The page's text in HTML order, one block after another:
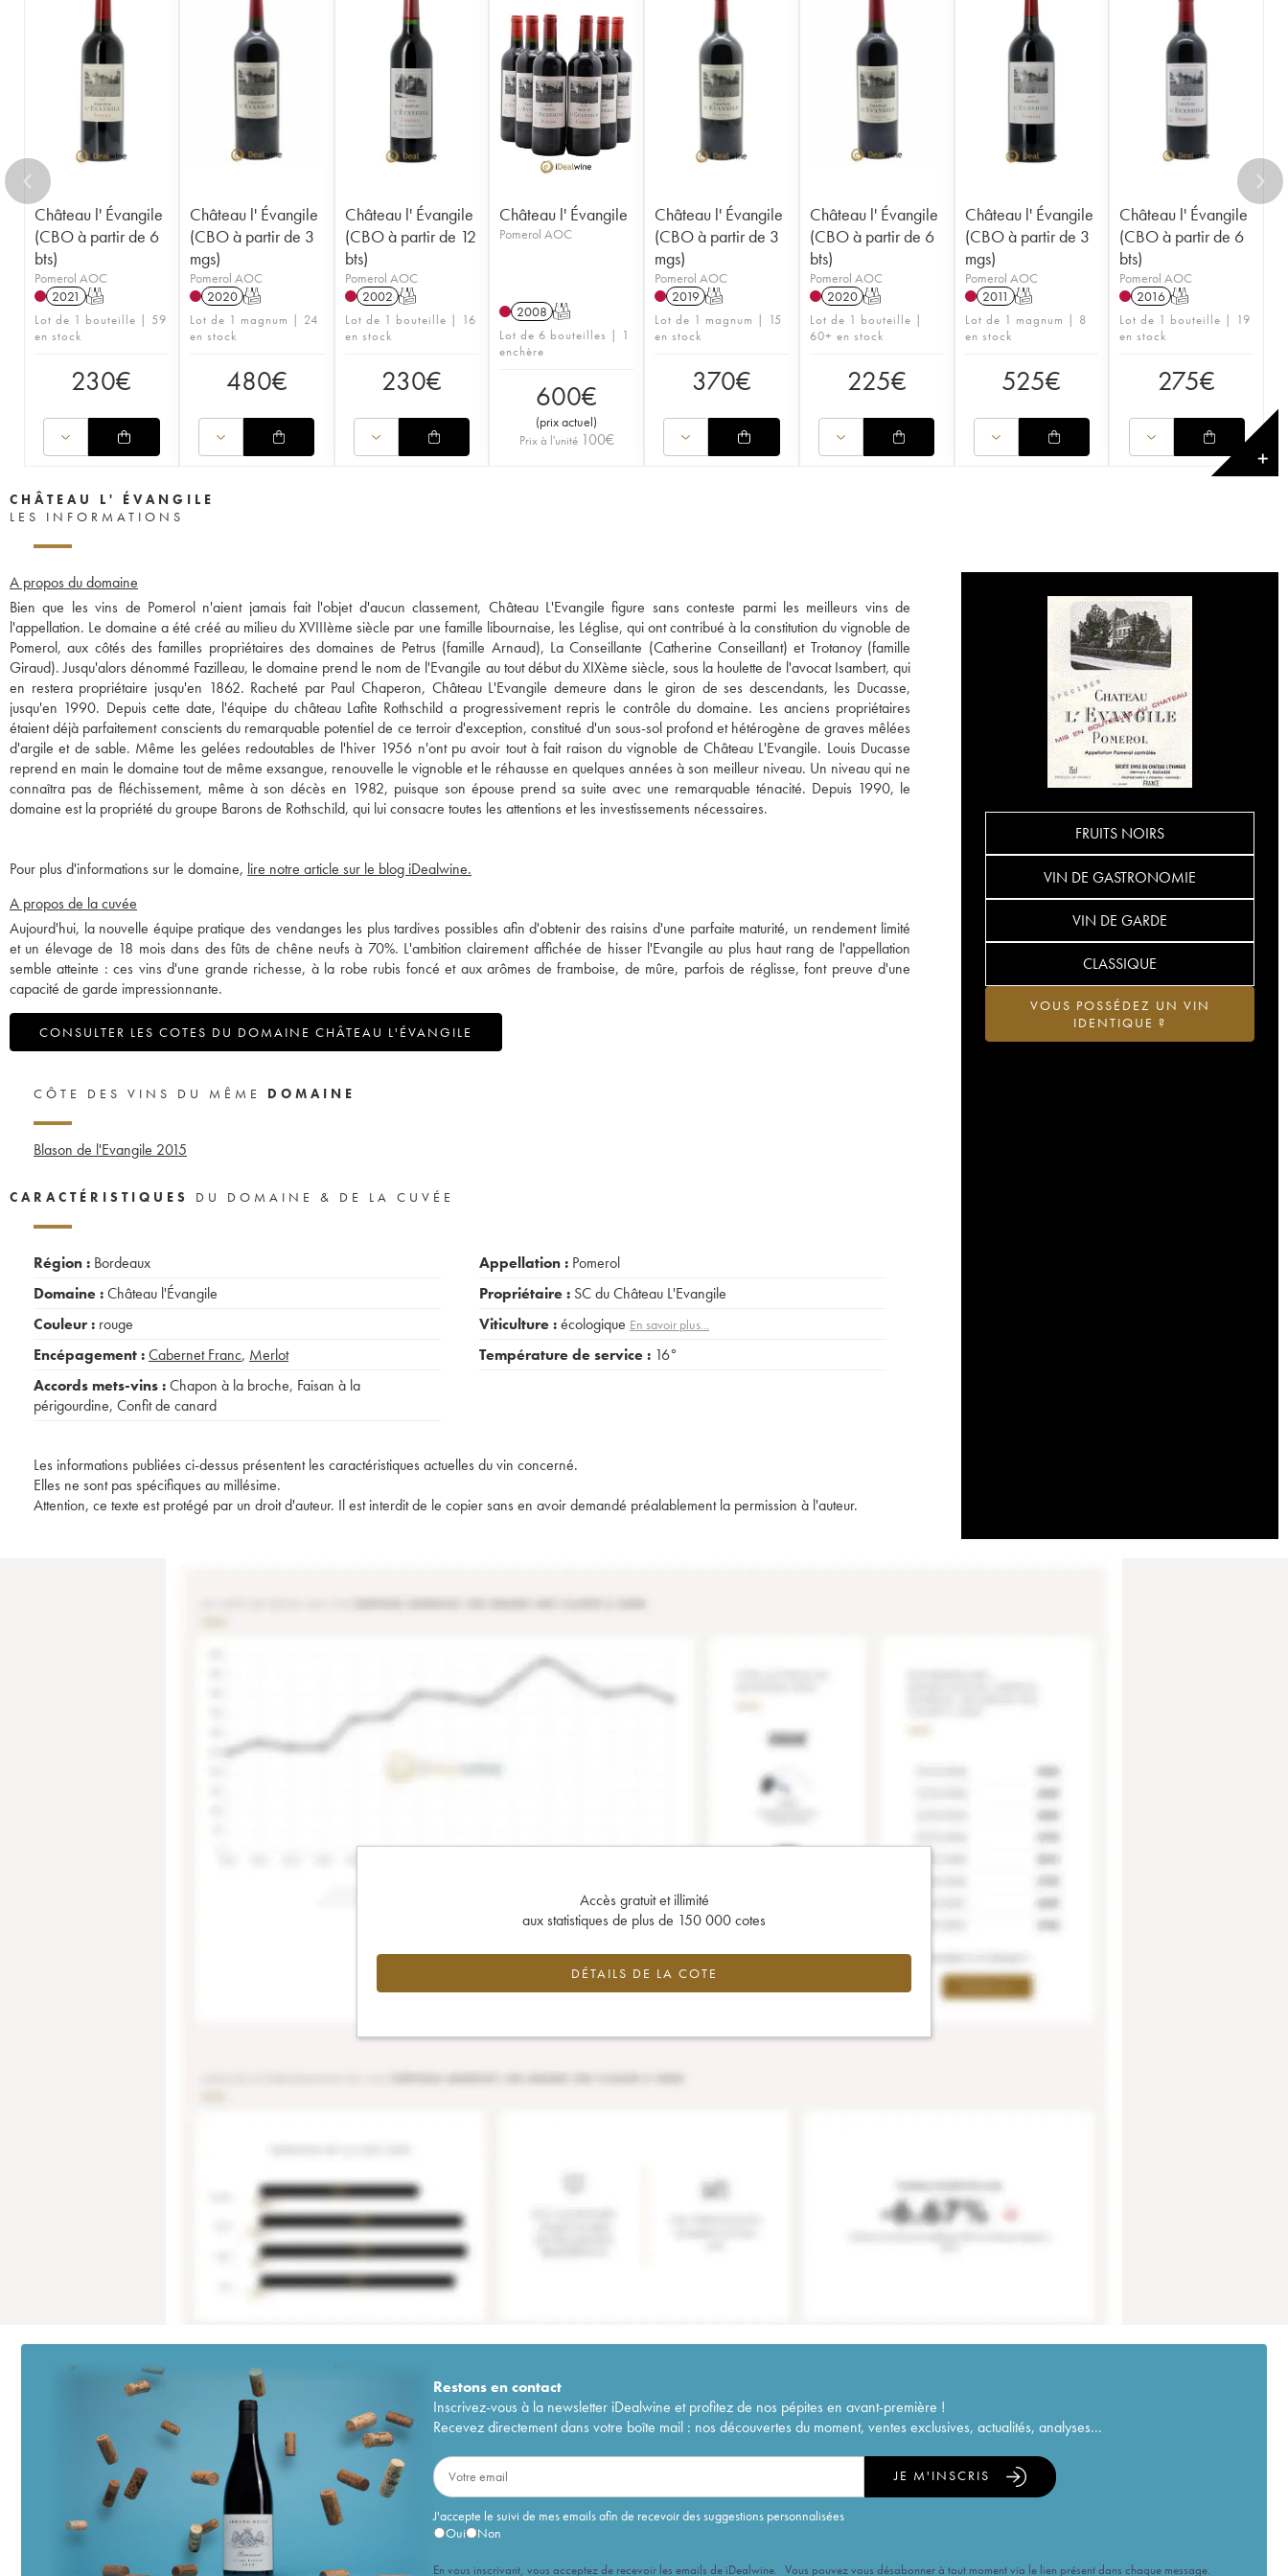
1952
1947
1945
1943 1928
1927
1925
Château l' Évangile
(CBO à partir de 6
bts)
Pomerol AOC
2021 T
Lot de 1 bouteille | 59
en stock
230€
Château l' Évangile
(CBO à partir de 3
mgs)
Pomerol AOC
2020 T
Lot de 1 magnum | 24
en stock
480€
Château l' Évangile
(CBO à partir de 12
bts)
Pomerol AOC
2002 T
Lot de 1 bouteille | 16
en stock
230€
Château l' Évangile
Pomerol AOC
2008 T
Lot de 6 bouteilles | 1
enchère
600€
(prix actuel)
Prix à l'unité 100€
Château l' Évangile
(CBO à partir de 3
mgs)
Pomerol AOC
2019 T
Lot de 1 magnum | 15
en stock
370€
Château l' Évangile
(CBO à partir de 6
bts)
Pomerol AOC
2020 T
Lot de 1 bouteille |
60+ en stock
225€
Château l' Évangile
(CBO à partir de 3
mgs)
Pomerol AOC
2011 T
Lot de 1 magnum | 8
en stock
525€
Château l' Évangile
(CBO à partir de 6
bts)
Pomerol AOC
2016 T
Lot de 1 bouteille | 19
en stock
275€
✕
CHÂTEAU L' ÉVANGILE
LES INFORMATIONS
A propos du domaine
Bien que les vins de Pomerol n'aient jamais fait l'objet d'aucun classement, Château L'Evangile figure sans conteste parmi les meilleurs vins de
l'appellation. Le domaine a été créé au milieu du XVIIIème siècle par une famille libournaise, les Léglise, qui ont contribué à la constitution du vignoble de
Pomerol, aux côtés des familles propriétaires des domaines de Petrus (famille Arnaud), La Conseillante (Catherine Conseillant) et Trotanoy (famille
Giraud). Jusqu'alors dénommé Fazilleau, le domaine prend le nom de l'Evangile au tout début du XIXème siècle, sous la houlette de l'avocat Isambert, qui
en restera propriétaire jusqu'en 1862. Racheté par Paul Chaperon, Château L'Evangile demeure dans le giron de ses descendants, les Ducasse,
jusqu'en 1990. Depuis cette date, l'équipe du château Lafite Rothschild a progressivement repris le contrôle du domaine. Les anciens propriétaires
étaient déjà parfaitement conscients du remarquable potentiel de ce terroir d'exception, constitué d'un sous-sol profond et hétérogène de graves mêlées
d'argile et de sable. Même les gelées redoutables de l'hiver 1956 n'ont pu avoir tout à fait raison du vignoble de Château L'Evangile. Louis Ducasse
reprend en main le domaine tout de même exsangue, renouvelle le vignoble et le réhausse en quelques années à son meilleur niveau. Un niveau qui ne
connaîtra pas de fléchissement, même à son décès en 1982, puisque son épouse prend sa suite avec une remarquable ténacité. Depuis 1990, le
domaine est la propriété du groupe Barons de Rothschild, qui lui consacre toutes les attentions et les investissements nécessaires.
Pour plus d'informations sur le domaine, lire notre article sur le blog iDealwine.
A propos de la cuvée
Aujourd'hui, la nouvelle équipe pratique des vendanges les plus tardives possibles afin d'obtenir des raisins d'une parfaite maturité, un rendement limité
et un élevage de 18 mois dans des fûts de chêne neufs à 70%. L'ambition clairement affichée de hisser l'Evangile au plus haut rang de l'appellation
semble atteinte : ces vins d'une grande richesse, à la robe rubis foncé et aux arômes de framboise, de mûre, parfois de réglisse, font preuve d'une
capacité de garde impressionnante.
CONSULTER LES COTES DU DOMAINE CHÂTEAU L'ÉVANGILE
FRUITS NOIRS
VIN DE GASTRONOMIE
VIN DE GARDE
CLASSIQUE
VOUS POSSÉDEZ UN VIN
IDENTIQUE ?
CÔTE DES VINS DU MÊME DOMAINE
Blason de l'Evangile 2015
CARACTÉRISTIQUES DU DOMAINE & DE LA CUVÉE
Région : Bordeaux
Domaine :Château l'Évangile
Couleur : rouge
Encépagement :Cabernet Franc, Merlot
Accords mets-vins :Chapon à la broche, Faisan à la
périgourdine, Confit de canard
Appellation : Pomerol
Propriétaire : SC du Château L'Evangile
Viticulture :écologique En savoir plus...
Température de service : 16°
Les informations publiées ci-dessus présentent les caractéristiques actuelles du vin concerné.
Elles ne sont pas spécifiques au millésime.
Attention, ce texte est protégé par un droit d'auteur. Il est interdit de le copier sans en avoir demandé préalablement la permission à l'auteur.
Accès gratuit et illimité
aux statistiques de plus de 150 000 cotes
DÉTAILS DE LA COTE
Restons encontact
Inscrivez-vous à la newsletter iDealwine et profitez de nos pépites en avant-première !
Recevez directement dans votre boîte mail : nos découvertes du moment, ventes exclusives, actualités, analyses...
J'accepte le suivi de mes emails afin de recevoir des suggestions personnalisées
Oui
Non
JE M'INSCRIS
En vous inscrivant, vous acceptez de recevoir les emails de iDealwine. Vous pouvez vous désabonner à tout moment via le lien présent dans chaque message.